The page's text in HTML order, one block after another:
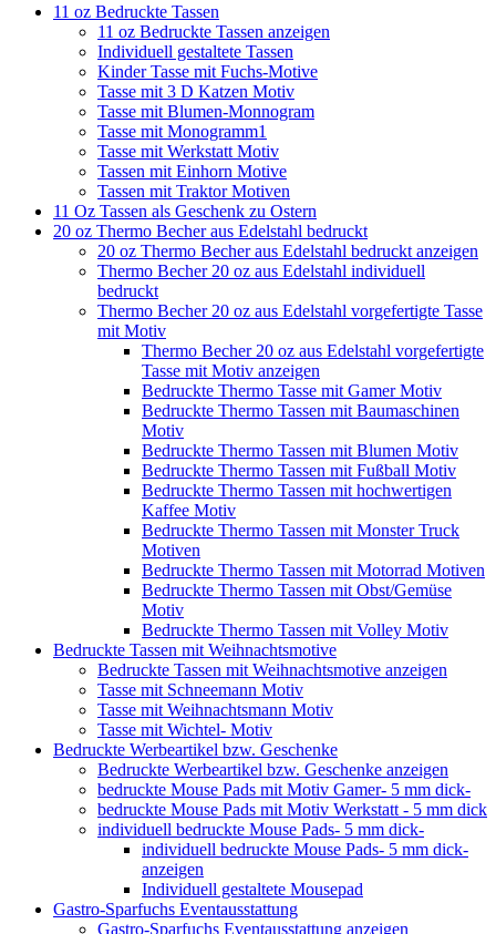
11 oz Bedruckte Tassen
11 oz Bedruckte Tassen anzeigen
Individuell gestaltete Tassen
Kinder Tasse mit Fuchs-Motive
Tasse mit 3 D Katzen Motiv
Tasse mit Blumen-Monnogram
Tasse mit Monogramm1
Tasse mit Werkstatt Motiv
Tassen mit Einhorn Motive
Tassen mit Traktor Motiven
11 Oz Tassen als Geschenk zu Ostern
20 oz Thermo Becher aus Edelstahl bedruckt
20 oz Thermo Becher aus Edelstahl bedruckt anzeigen
Thermo Becher 20 oz aus Edelstahl individuell
bedruckt
Thermo Becher 20 oz aus Edelstahl vorgefertigte Tasse
mit Motiv
Thermo Becher 20 oz aus Edelstahl vorgefertigte
Tasse mit Motiv anzeigen
Bedruckte Thermo Tasse mit Gamer Motiv
Bedruckte Thermo Tassen mit Baumaschinen
Motiv
Bedruckte Thermo Tassen mit Blumen Motiv
Bedruckte Thermo Tassen mit Fußball Motiv
Bedruckte Thermo Tassen mit hochwertigen
Kaffee Motiv
Bedruckte Thermo Tassen mit Monster Truck
Motiven
Bedruckte Thermo Tassen mit Motorrad Motiven
Bedruckte Thermo Tassen mit Obst/Gemüse
Motiv
Bedruckte Thermo Tassen mit Volley Motiv
Bedruckte Tassen mit Weihnachtsmotive
Bedruckte Tassen mit Weihnachtsmotive anzeigen
Tasse mit Schneemann Motiv
Tasse mit Weihnachtsmann Motiv
Tasse mit Wichtel- Motiv
Bedruckte Werbeartikel bzw. Geschenke
Bedruckte Werbeartikel bzw. Geschenke anzeigen
bedruckte Mouse Pads mit Motiv Gamer- 5 mm dick-
bedruckte Mouse Pads mit Motiv Werkstatt - 5 mm dick
individuell bedruckte Mouse Pads- 5 mm dick-
individuell bedruckte Mouse Pads- 5 mm dick-
anzeigen
Individuell gestaltete Mousepad
Gastro-Sparfuchs Eventausstattung
Gastro-Sparfuchs Eventausstattung anzeigen